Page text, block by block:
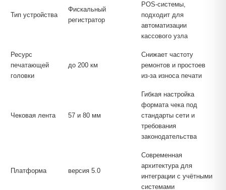
Тип устройства
Фискальный
регистратор
POS-системы,
подходит для
автоматизации
кассового узла
Ресурс
печатающей
головки
до 200 км
Снижает частоту
ремонтов и простоев
из-за износа печати
Чековая лента 57 и 80 мм
Гибкая настройка
формата чека под
стандарты сети и
требования
законодательства
Платформа версия 5.0
Современная
архитектура для
интеграции с учётными
системами